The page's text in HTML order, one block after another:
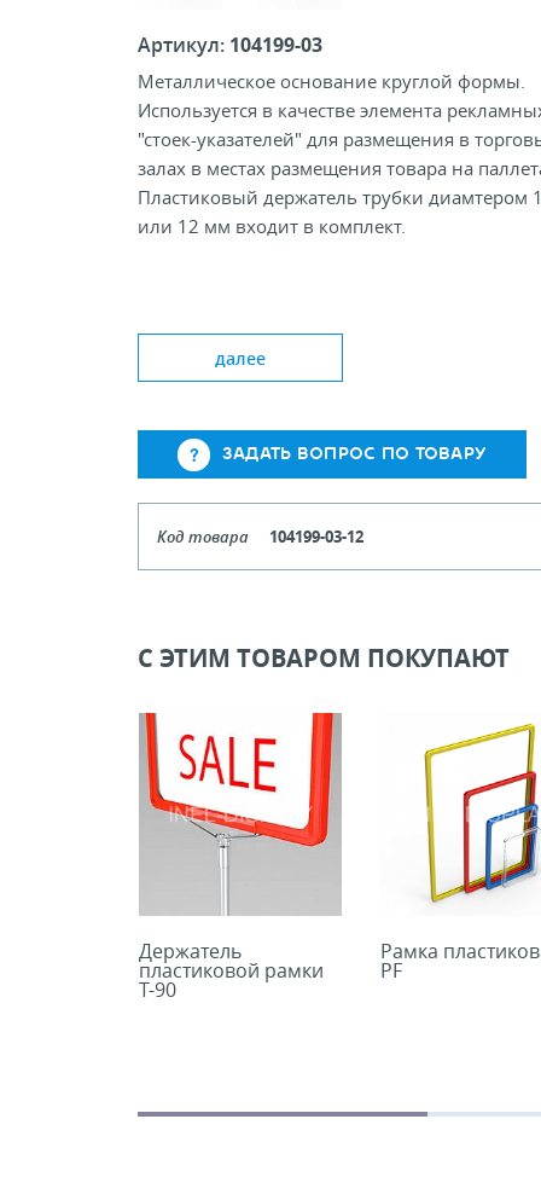
Артикул: 104199-03
Металлическое основание круглой формы.
Используется в качестве элемента
"стоек-указателей" для размещения в
залах в местах размещения товара на
Пластиковый держатель трубки диамтером
или 12 мм входит в комплект.
Диметр основания, мм 180
Диаметр трубки, мм 10; 12
далее
ЗАДАТЬ ВОПРОС ПО ТОВАРУ
Код товара 104199-03-12
В КОРЗИНУ
С ЭТИМ ТОВАРОМ ПОКУПАЮТ
Держатель
пластиковой рамки
T-90
Рамка
PF